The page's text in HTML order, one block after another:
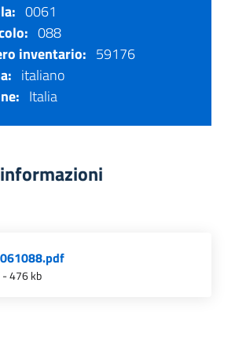
0061
088
inventario: 59176
italiano
Italia
- 476 kb